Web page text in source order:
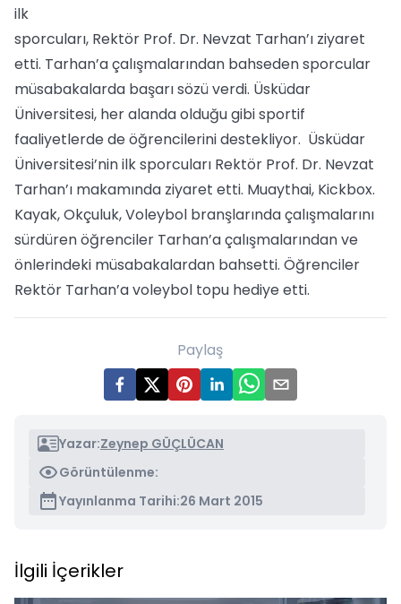
ilk
sporcuları, Rektör Prof. Dr. Nevzat Tarhan’ı ziyaret
etti. Tarhan’a çalışmalarından bahseden sporcular
müsabakalarda başarı sözü verdi. Üsküdar
Üniversitesi, her alanda olduğu gibi sportif
faaliyetlerde de öğrencilerini destekliyor. Üsküdar
Üniversitesi’nin ilk sporcuları Rektör Prof. Dr. Nevzat
Tarhan’ı makamında ziyaret etti. Muaythai, Kickbox.
Kayak, Okçuluk, Voleybol branşlarında çalışmalarını
sürdüren öğrenciler Tarhan’a çalışmalarından ve
önlerindeki müsabakalardan bahsetti. Öğrenciler
Rektör Tarhan’a voleybol topu hediye etti.
Paylaş
Yazar:Zeynep GÜÇLÜCAN
Görüntülenme:
Yayınlanma Tarihi:26 Mart 2015
İlgili İçerikler